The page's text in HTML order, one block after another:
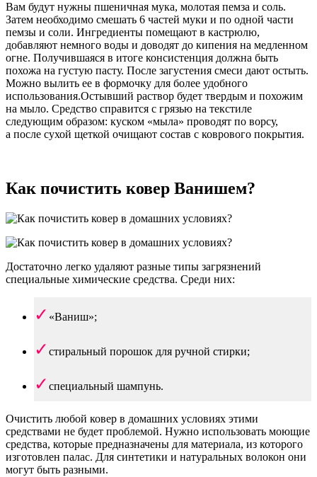
Вам будут нужны пшеничная мука, молотая пемза и соль.
Затем необходимо смешать 6 частей муки и по одной части
пемзы и соли. Ингредиенты помещают в кастрюлю,
добавляют немного воды и доводят до кипения на медленном
огне. Получившаяся в итоге консистенция должна быть
похожа на густую пасту. После загустения смеси дают остыть.
Можно вылить ее в формочку для более удобного
использования.Остывший раствор будет твердым и похожим
на мыло. Средство справится с грязью на текстиле
следующим образом: куском «мыла» проводят по ворсу,
а после сухой щеткой очищают состав с коврового покрытия.
Как почистить ковер Ванишем?
Достаточно легко удаляют разные типы загрязнений
специальные химические средства. Среди них:
«Ваниш»;
стиральный порошок для ручной стирки;
специальный шампунь.
Очистить любой ковер в домашних условиях этими
средствами не будет проблемой. Нужно использовать моющие
средства, которые предназначены для материала, из которого
изготовлен палас. Для синтетики и натуральных волокон они
могут быть разными.